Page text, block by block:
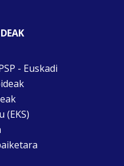
- Euskadi
(EKS)